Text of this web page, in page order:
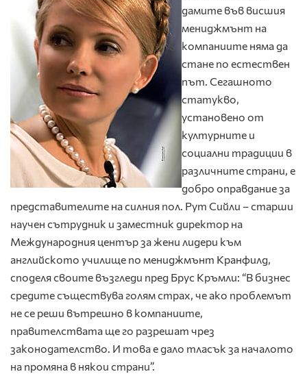
дамите във висшия
мениджмънт на
компаниите няма да
стане по естествен
път. Сегашното
статукво,
установено от
културните и
социални традиции в
различните страни, е
добро оправдание за
представителите на силния пол. Рут Сийли – старши
научен сътрудник и заместник директор на
Международния център за жени лидери към
английското училище по мениджмънт Кранфилд,
споделя своите възгледи пред Брус Кръмли: “В бизнес
средите съществува голям страх, че ако проблемът
не се реши вътрешно в компаниите,
правителствата ще го разрешат чрез
законодателство. И това е дало тласък за началото
на промяна в някои страни”.